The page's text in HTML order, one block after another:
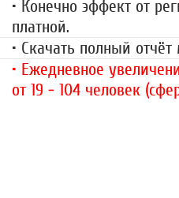
• Конечно эффект от
платной.
• Скачать полный
• Ежедневное
от 19 - 104 человек